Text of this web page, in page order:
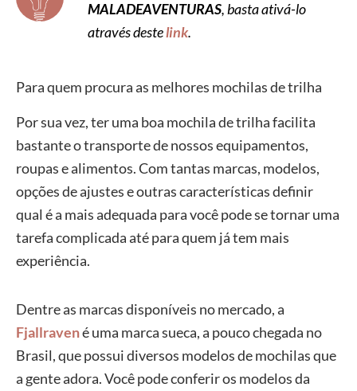
MALADEAVENTURAS, basta ativá-lo
através destelink.
Para quem procura as melhores mochilas de trilha
Por sua vez, ter uma boa mochila de trilha facilita
bastante o transporte de nossos equipamentos,
roupas e alimentos. Com tantas marcas, modelos,
opções de ajustes e outras características definir
qual é a mais adequada para você pode se tornar uma
tarefa complicada até para quem já tem mais
experiência.
Dentre as marcas disponíveis no mercado, a
Fjallravené uma marca sueca, a pouco chegada no
Brasil, que possui diversos modelos de mochilas que
a gente adora. Você pode conferir os modelos da